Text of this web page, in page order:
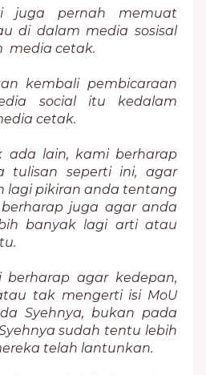
juga pernah memuat
di dalam media sosisal
media cetak.
kembali pembicaraan
social itu kedalam
cetak.
ada lain, kami berharap
tulisan seperti ini, agar
lagi pikiran anda tentang
juga agar anda
banyak lagi arti atau
berharap agar kedepan,
tak mengerti isi MoU
Syehnya, bukan pada
sudah tentu lebih
telah lantunkan.